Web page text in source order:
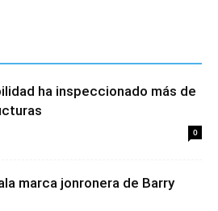
ha inspeccionado más de
0
marca jonronera de Barry